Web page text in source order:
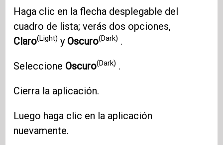
Haga clic en la flecha desplegable del
cuadro de lista; verás dos opciones,
Claro(Light) y Oscuro(Dark) .
Seleccione Oscuro(Dark) .
Cierra la aplicación.
Luego haga clic en la aplicación
nuevamente.